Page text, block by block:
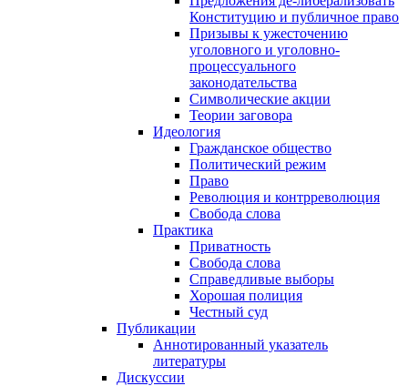
Конституцию и публичное право
Призывы к ужесточению
уголовного и уголовно-
процессуального
законодательства
Символические акции
Теории заговора
Идеология
Гражданское общество
Политический режим
Право
Революция и контрреволюция
Свобода слова
Практика
Приватность
Свобода слова
Справедливые выборы
Хорошая полиция
Честный суд
Публикации
Аннотированный указатель
литературы
Дискуссии